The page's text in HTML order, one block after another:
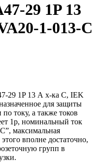
29 1P 13
1-013-C
29 1P 13 А х-ка C, IEK
для защиты
по току, а также токов
1р, номинальный ток
максимальная
вполне достаточно,
групп в